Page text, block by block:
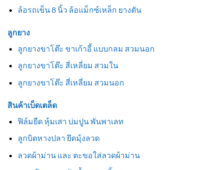
ล้อรถเข็น 8 นิ้ว ล้อแม็กซ์เหล็ก ยางตัน
ลูกยาง
ลูกยางขาโต๊ะ ขาเก้าอี้ แบบกลม สวมนอก
ลูกยางขาโต๊ะ สี่เหลี่ยม สวมใน
ลูกยางขาโต๊ะ สี่เหลี่ยม สวมนอก
สินค้าเบ็ดเตล็ด
ฟิล์มยืด หุ้มเสา บ่มปูน พันพาเลท
ลูกบิดหางปลา ยึดมุ้งลวด
ลวดผ้าม่าน และ ตะขอใส่ลวดผ้าม่าน